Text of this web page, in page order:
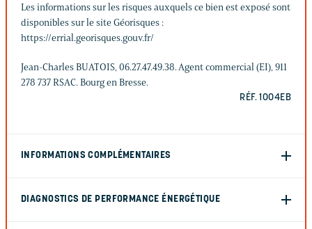
Les informations sur les risques auxquels ce bien est exposé sont
disponibles sur le site Géorisques :
https://errial.georisques.gouv.fr/
Jean-Charles BUATOIS, 06.27.47.49.38. Agent commercial (EI), 911
278 737 RSAC. Bourg en Bresse.
RÉF. 1004EB
INFORMATIONS COMPLÉMENTAIRES
DIAGNOSTICS DE PERFORMANCE ÉNERGÉTIQUE